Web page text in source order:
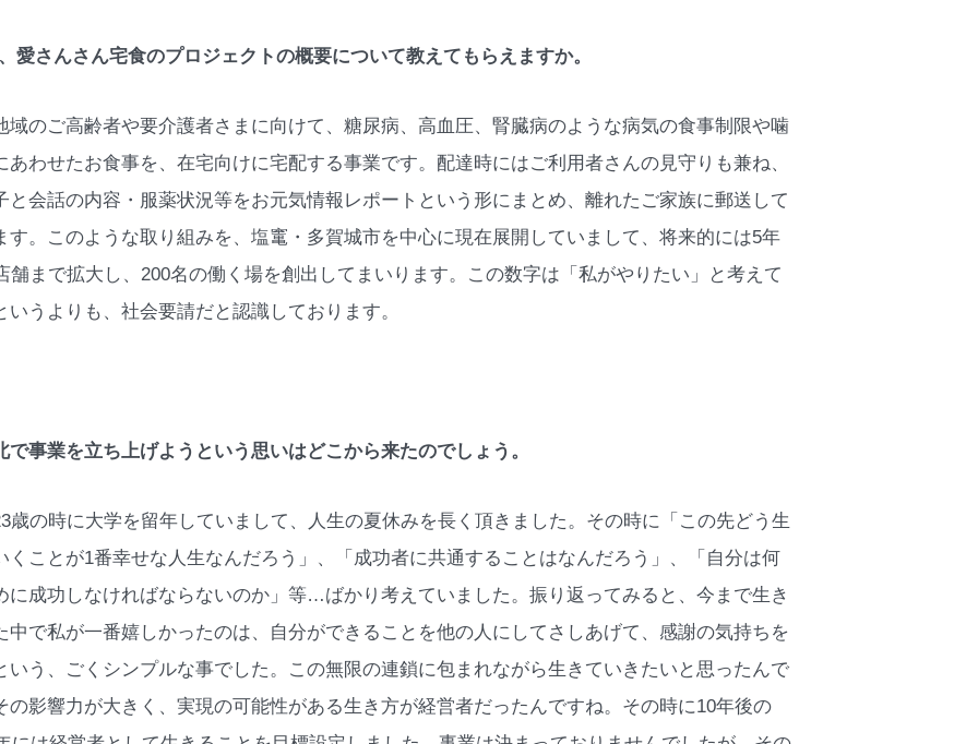
愛さんさん宅食のプロジェクトの概要について教えてもらえますか。
域のご高齢者や要介護者さまに向けて、糖尿病、高血圧、腎臓病のような病気の食事制限や噛
あわせたお食事を、在宅向けに宅配する事業です。配達時にはご利用者さんの見守りも兼ね、
と会話の内容・服薬状況等をお元気情報レポートという形にまとめ、離れたご家族に郵送して
す。このような取り組みを、塩竃・多賀城市を中心に現在展開していまして、将来的には5年
舗まで拡大し、200名の働く場を創出してまいります。この数字は「私がやりたい」と考えて
いうよりも、社会要請だと認識しております。
事業を立ち上げようという思いはどこから来たのでしょう。
歳の時に大学を留年していまして、人生の夏休みを長く頂きました。その時に「この先どう生
くことが1番幸せな人生なんだろう」、「成功者に共通することはなんだろう」、「自分は何
に成功しなければならないのか」等…ばかり考えていました。振り返ってみると、今まで生き
中で私が一番嬉しかったのは、自分ができることを他の人にしてさしあげて、感謝の気持ちを
いう、ごくシンプルな事でした。この無限の連鎖に包まれながら生きていきたいと思ったんで
の影響力が大きく、実現の可能性がある生き方が経営者だったんですね。その時に10年後の